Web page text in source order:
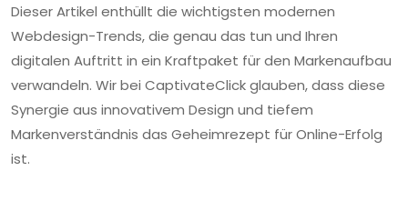
Dieser Artikel enthüllt die wichtigsten modernen
Webdesign-Trends, die genau das tun und Ihren
digitalen Auftritt in ein Kraftpaket für den Markenaufbau
verwandeln. Wir bei CaptivateClick glauben, dass diese
Synergie aus innovativem Design und tiefem
Markenverständnis das Geheimrezept für Online-Erfolg
ist.